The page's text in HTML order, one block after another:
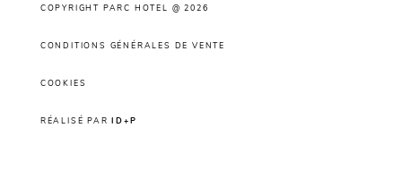
COPYRIGHT PARC HOTEL @ 2026
CONDITIONS GÉNÉRALES DE VENTE
COOKIES
RÉALISÉ PAR ID+P